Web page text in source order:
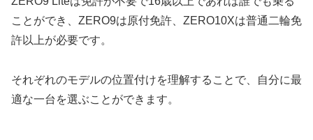
ことができ、ZERO9は原付免許、ZERO10Xは普通二輪免
許以上が必要です。
それぞれのモデルの位置付けを理解することで、自分に最
適な一台を選ぶことができます。